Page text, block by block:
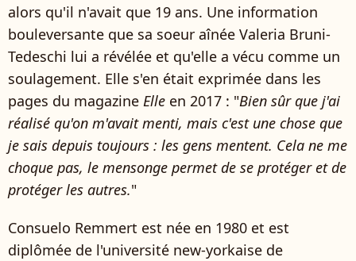
alors qu'il n'avait que 19 ans. Une information
bouleversante que sa soeur aînée Valeria Bruni-
Tedeschi lui a révélée et qu'elle a vécu comme un
soulagement. Elle s'en était exprimée dans les
pages du magazine Elle en 2017 : "Bien sûr que j'ai
réalisé qu'on m'avait menti, mais c'est une chose que
je sais depuis toujours : les gens mentent. Cela ne me
choque pas, le mensonge permet de se protéger et de
protéger les autres."
Consuelo Remmert est née en 1980 et est
diplômée de l'université new-yorkaise de